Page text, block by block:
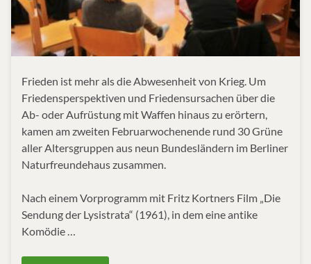
Frieden ist mehr als die Abwesenheit von Krieg. Um
Friedensperspektiven und Friedensursachen über die
Ab- oder Aufrüstung mit Waffen hinaus zu erörtern,
kamen am zweiten Februarwochenende rund 30 Grüne
aller Altersgruppen aus neun Bundesländern im Berliner
Naturfreundehaus zusammen.
Nach einem Vorprogramm mit Fritz Kortners Film „Die
Sendung der Lysistrata“ (1961), in dem eine antike
Komödie …